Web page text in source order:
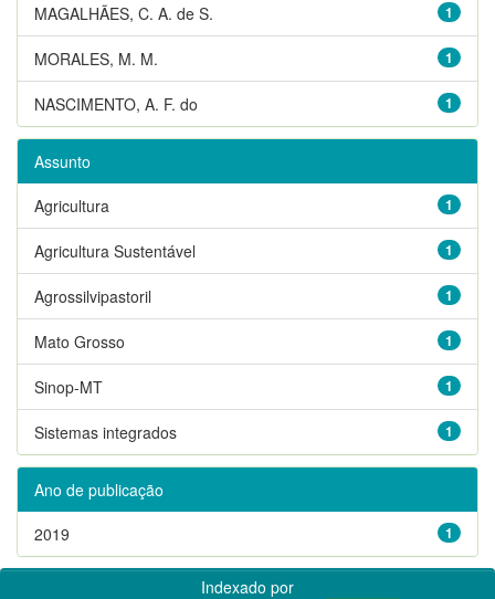
1
MAGALHÃES, C. A. de S.
1
MORALES, M. M.
1
NASCIMENTO, A. F. do
Assunto
1
Agricultura
1
Agricultura Sustentável
1
Agrossilvipastoril
1
Mato Grosso
1
Sinop-MT
1
Sistemas integrados
Ano de publicação
1
2019
Indexado por